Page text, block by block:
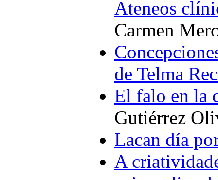
Ateneos
Carmen
de Telma
El falo en la
Gutiérrez
Lacan día
A